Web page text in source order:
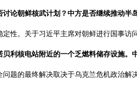
论朝鲜核武计划？中方是否继续推动半
性。关于习近平主席对朝鲜进行国事访
利核电站附近的一个乏燃料储存设施。
题的最终解决取决于乌克兰危机政治